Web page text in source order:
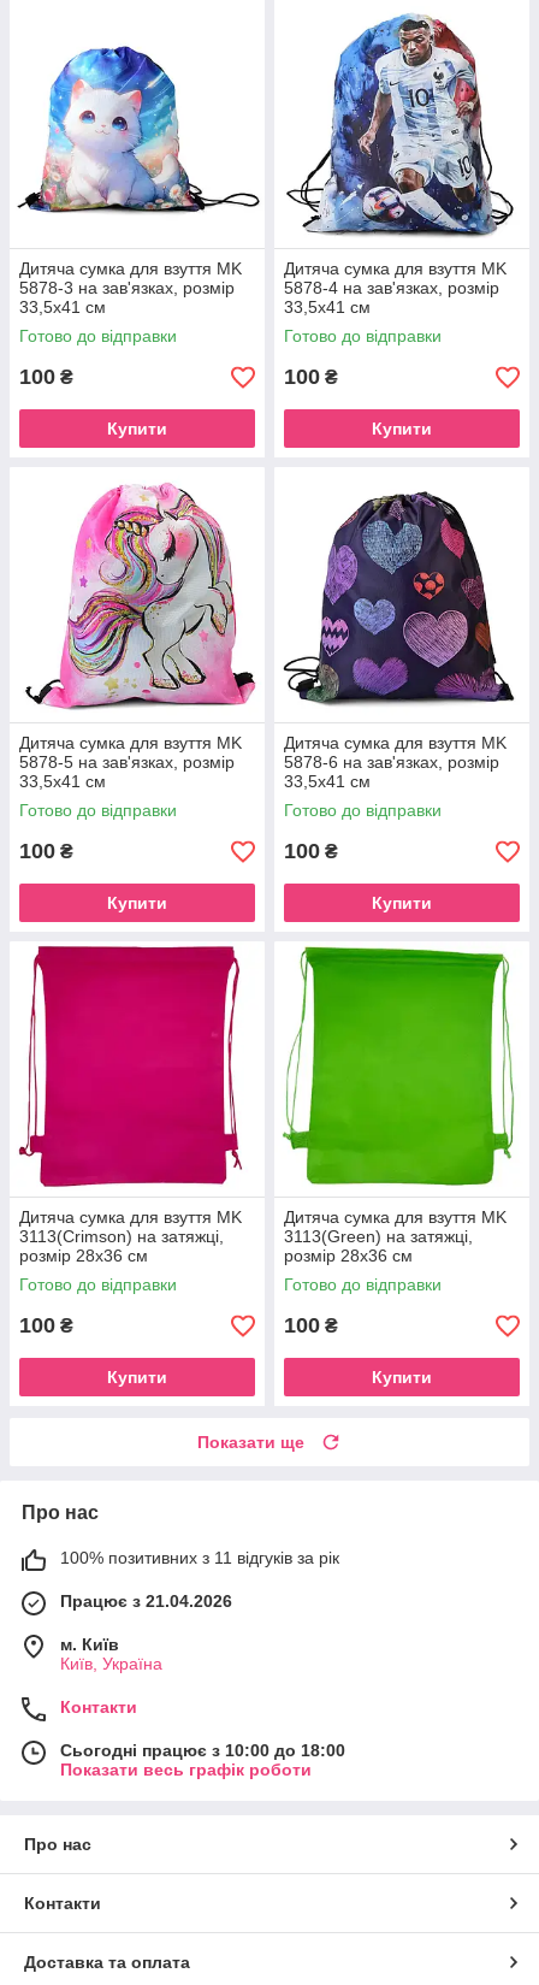
Дитяча сумка для взуття MK
5878-3 на зав'язках, розмір
33,5х41 см
Готово до відправки
100 ₴
Купити
Дитяча сумка для взуття MK
5878-4 на зав'язках, розмір
33,5х41 см
Готово до відправки
100 ₴
Купити
Дитяча сумка для взуття MK
5878-5 на зав'язках, розмір
33,5х41 см
Готово до відправки
100 ₴
Купити
Дитяча сумка для взуття MK
5878-6 на зав'язках, розмір
33,5х41 см
Готово до відправки
100 ₴
Купити
Дитяча сумка для взуття MK
3113(Crimson) на затяжці,
розмір 28х36 см
Готово до відправки
100 ₴
Купити
Дитяча сумка для взуття MK
3113(Green) на затяжці,
розмір 28х36 см
Готово до відправки
100 ₴
Купити
Показати ще
Про нас
100% позитивних з 11 відгуків за рік
Працює з 21.04.2026
м. Київ
Київ, Україна
Контакти
Сьогодні працює з 10:00 до 18:00
Показати весь графік роботи
Про нас
Контакти
Доставка та оплата